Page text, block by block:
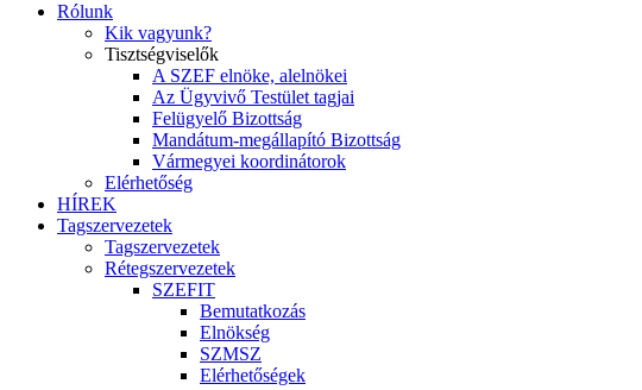
Rólunk
Kik vagyunk?
Tisztségviselők
A SZEF elnöke, alelnökei
Az Ügyvivő Testület tagjai
Felügyelő Bizottság
Mandátum-megállapító Bizottság
Vármegyei koordinátorok
Elérhetőség
HÍREK
Tagszervezetek
Tagszervezetek
Rétegszervezetek
SZEFIT
Bemutatkozás
Elnökség
SZMSZ
Elérhetőségek